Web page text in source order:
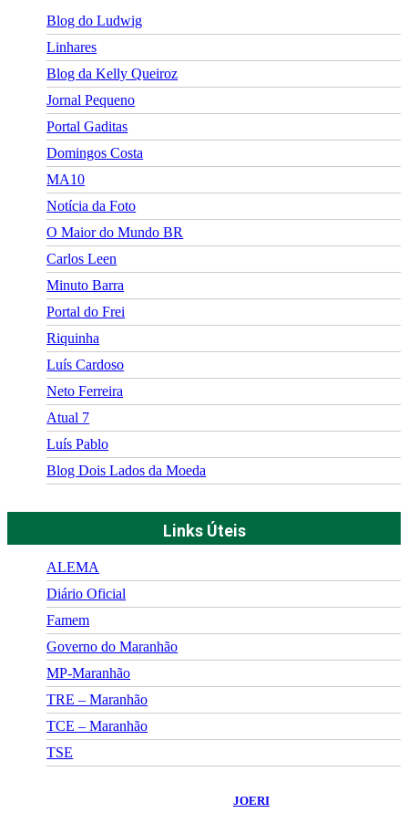
Blog do Ludwig
Linhares
Blog da Kelly Queiroz
Jornal Pequeno
Portal Gaditas
Domingos Costa
MA10
Notícia da Foto
O Maior do Mundo BR
Carlos Leen
Minuto Barra
Portal do Frei
Riquinha
Luís Cardoso
Neto Ferreira
Atual 7
Luís Pablo
Blog Dois Lados da Moeda
Links Úteis
ALEMA
Diário Oficial
Famem
Governo do Maranhão
MP-Maranhão
TRE – Maranhão
TCE – Maranhão
TSE
JOERI